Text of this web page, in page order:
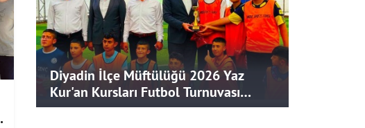
Diyadin İlçe Müftülüğü 2026 Yaz
Kur'an Kursları Futbol Turnuvası
Tamamlandı